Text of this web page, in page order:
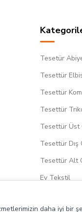
Tesetür
Tesettür
Tesettür
Tesettür
Tesettür Üst
Tesettür Dış
Tesettür Alt
Ev Tekstil
daha iyi bir